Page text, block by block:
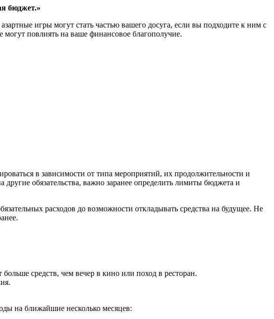
бюджет.»
игры могут стать частью вашего досуга, если вы подходите к ним с
повлиять на ваше финансовое благополучие.
в зависимости от типа мероприятий, их продолжительности и
обязательства, важно заранее определить лимиты бюджета и
расходов до возможности откладывать средства на будущее. Не
средств, чем вечер в кино или поход в ресторан.
на ближайшие несколько месяцев: